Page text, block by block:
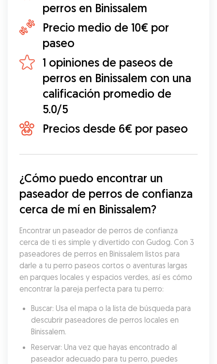
perros en Binissalem
Precio medio de 10€ por
paseo
1 opiniones de paseos de
perros en Binissalem con una
calificación promedio de
5.0/5
Precios desde 6€ por paseo
¿Cómo puedo encontrar un
paseador de perros de confianza
cerca de mí en Binissalem?
Encontrar un paseador de perros de confianza
cerca de ti es simple y divertido con Gudog. Con 3
paseadores de perros en Binissalem listos para
darle a tu perro paseos cortos o aventuras largas
en parques locales y espacios verdes, así es cómo
encontrar la pareja perfecta para tu perro:
Buscar: Usa el mapa o la lista de búsqueda para
descubrir paseadores de perros locales en
Binissalem.
Reservar: Una vez que hayas encontrado al
paseador adecuado para tu perro, puedes